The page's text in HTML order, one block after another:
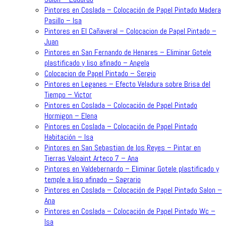
Pintores en Coslada – Colocación de Papel Pintado Madera
Pasillo – Isa
Pintores en El Cañaveral – Colocacion de Papel Pintado –
Juan
Pintores en San Fernando de Henares – Eliminar Gotele
plastificado y liso afinado – Angela
Colocacion de Papel Pintado – Sergio
Pintores en Leganes – Efecto Veladura sobre Brisa del
Tiempo – Victor
Pintores en Coslada – Colocación de Papel Pintado
Hormigon – Elena
Pintores en Coslada – Colocación de Papel Pintado
Habitación – Isa
Pintores en San Sebastian de los Reyes – Pintar en
Tierras Valpaint Arteco 7 – Ana
Pintores en Valdebernardo – Eliminar Gotele plastificado y
temple a liso afinado – Sagrario
Pintores en Coslada – Colocación de Papel Pintado Salon –
Ana
Pintores en Coslada – Colocación de Papel Pintado Wc –
Isa